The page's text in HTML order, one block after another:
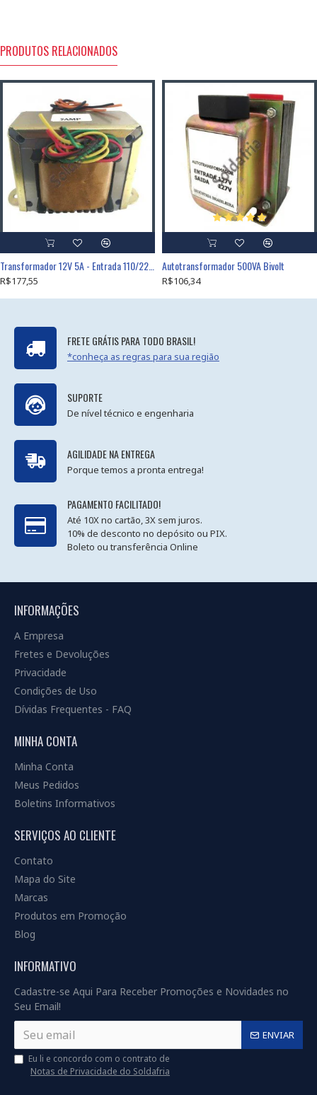
PRODUTOS RELACIONADOS
R$177,55
Autotransformador 500VA Bivolt
R$106,34
FRETE GRÁTIS PARA TODO BRASIL!
*conheça as regras para sua região
SUPORTE
De nível técnico e engenharia
AGILIDADE NA ENTREGA
Porque temos a pronta entrega!
PAGAMENTO FACILITADO!
Até 10X no cartão, 3X sem juros.
10% de desconto no depósito ou PIX.
Boleto ou transferência Online
INFORMAÇÕES
A Empresa
Fretes e Devoluções
Privacidade
Condições de Uso
Dívidas Frequentes - FAQ
MINHA CONTA
Minha Conta
Meus Pedidos
Boletins Informativos
SERVIÇOS AO CLIENTE
Contato
Mapa do Site
Marcas
Produtos em Promoção
Blog
INFORMATIVO
Cadastre-se Aqui Para Receber Promoções e Novidades no
Seu Email!
ENVIAR
Eu li e concordo com o contrato de
Notas de Privacidade do Soldafria